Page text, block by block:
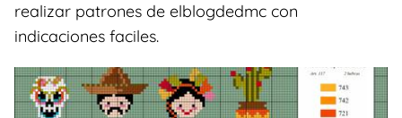
realizar patrones de elblogdedmc con
indicaciones faciles.